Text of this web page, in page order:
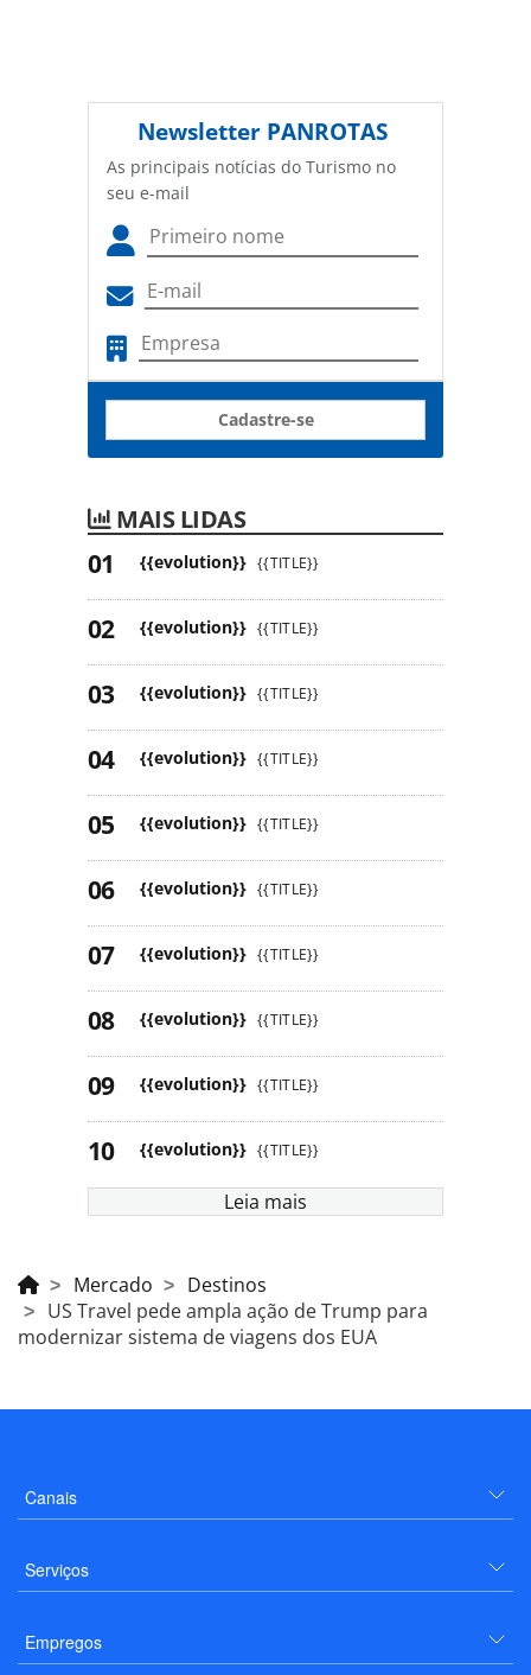
Newsletter PANROTAS
As principais notícias do Turismo no
seu e-mail
Cadastre-se
MAIS LIDAS
{{evolution}} {{TITLE}}
{{evolution}} {{TITLE}}
{{evolution}} {{TITLE}}
{{evolution}} {{TITLE}}
{{evolution}} {{TITLE}}
{{evolution}} {{TITLE}}
{{evolution}} {{TITLE}}
{{evolution}} {{TITLE}}
{{evolution}} {{TITLE}}
{{evolution}} {{TITLE}}
Leia mais
Mercado
Destinos
US Travel pede ampla ação de Trump para
modernizar sistema de viagens dos EUA
Canais
Serviços
Empregos